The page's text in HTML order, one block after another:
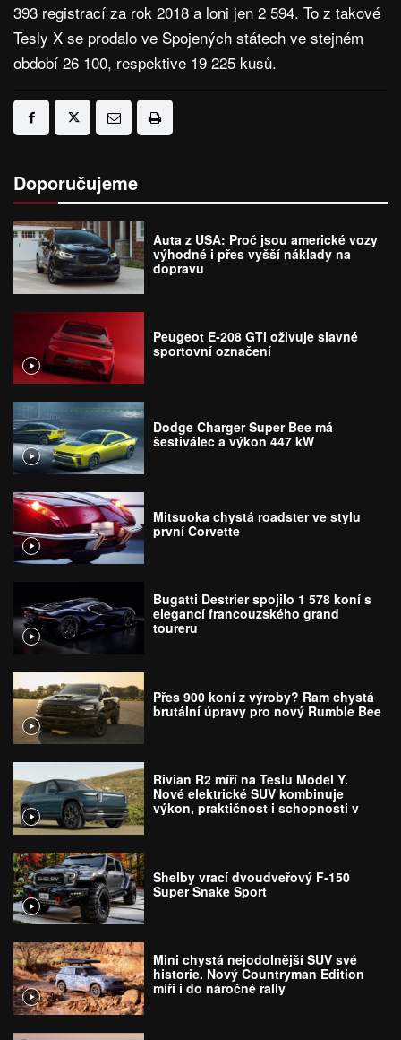
393 registrací za rok 2018 a loni jen 2 594. To z takové
Tesly X se prodalo ve Spojených státech ve stejném
období 26 100, respektive 19 225 kusů.
Doporučujeme
Auta z USA: Proč jsou americké vozy
výhodné i přes vyšší náklady na
dopravu
Peugeot E-208 GTi oživuje slavné
sportovní označení
Dodge Charger Super Bee má
šestiválec a výkon 447 kW
Mitsuoka chystá roadster ve stylu
první Corvette
Bugatti Destrier spojilo 1 578 koní s
elegancí francouzského grand
toureru
Přes 900 koní z výroby? Ram chystá
brutální úpravy pro nový Rumble Bee
Rivian R2 míří na Teslu Model Y.
Nové elektrické SUV kombinuje
výkon, praktičnost i schopnosti v
Shelby vrací dvoudveřový F-150
Super Snake Sport
Mini chystá nejodolnější SUV své
historie. Nový Countryman Edition
míří i do náročné rally